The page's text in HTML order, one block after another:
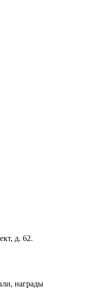
д. 62.
награды